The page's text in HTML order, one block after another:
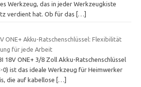
Werkzeug, das in jeder Werkzeugkiste
verdient hat. Ob für das
[…]
ONE+ Akku-Ratschenschlüssel: Flexibilität
für jede Arbeit
18V ONE+ 3/8 Zoll Akku-Ratschenschlüssel
0) ist das ideale Werkzeug für Heimwerker
die auf kabellose […]